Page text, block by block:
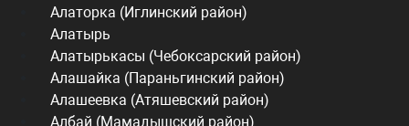
Алаторка (Иглинский район)
Алатырь
Алатырькасы (Чебоксарский район)
Алашайка (Параньгинский район)
Алашеевка (Атяшевский район)
Албай (Мамадышский район)